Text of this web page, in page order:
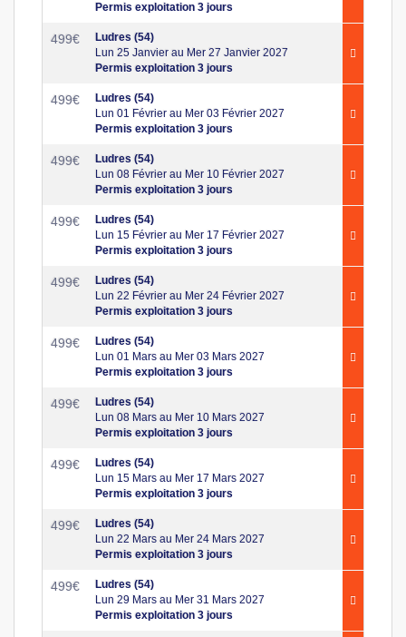
Permis exploitation 3 jours
499€
Ludres (54)
Lun 25 Janvier au Mer 27 Janvier 2027
Permis exploitation 3 jours
499€
Ludres (54)
Lun 01 Février au Mer 03 Février 2027
Permis exploitation 3 jours
499€
Ludres (54)
Lun 08 Février au Mer 10 Février 2027
Permis exploitation 3 jours
499€
Ludres (54)
Lun 15 Février au Mer 17 Février 2027
Permis exploitation 3 jours
499€
Ludres (54)
Lun 22 Février au Mer 24 Février 2027
Permis exploitation 3 jours
499€
Ludres (54)
Lun 01 Mars au Mer 03 Mars 2027
Permis exploitation 3 jours
499€
Ludres (54)
Lun 08 Mars au Mer 10 Mars 2027
Permis exploitation 3 jours
499€
Ludres (54)
Lun 15 Mars au Mer 17 Mars 2027
Permis exploitation 3 jours
499€
Ludres (54)
Lun 22 Mars au Mer 24 Mars 2027
Permis exploitation 3 jours
499€
Ludres (54)
Lun 29 Mars au Mer 31 Mars 2027
Permis exploitation 3 jours